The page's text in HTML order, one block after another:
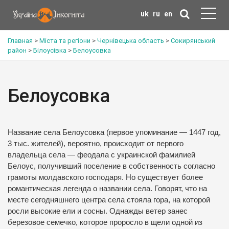
uk ru en
Главная > Міста та регіони > Чернівецька область > Сокирянський
район > Білоусівка > Белоусовка
Белоусовка
Название села Белоусовка (первое упоминание — 1447 год,
3 тыс. жителей), вероятно, происходит от первого
владельца села — феодала с украинской фамилией
Белоус, получивший поселение в собственность согласно
грамоты молдавского господаря. Но существует более
романтическая легенда о названии села. Говорят, что на
месте сегодняшнего центра села стояла гора, на которой
росли высокие ели и сосны. Однажды ветер занес
березовое семечко, которое проросло в щели одной из